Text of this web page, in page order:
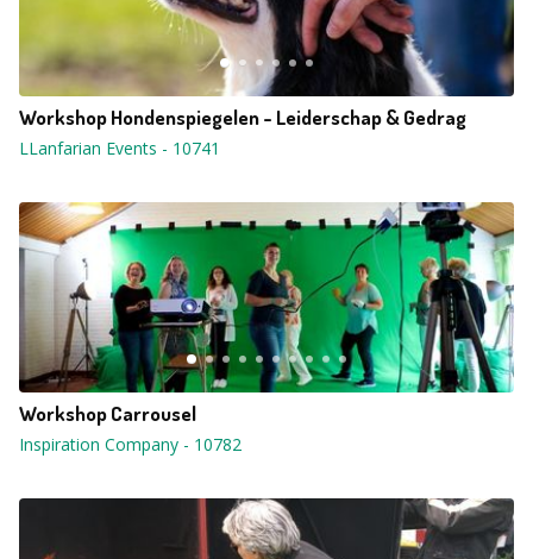
Workshop Hondenspiegelen - Leiderschap & Gedrag
LLanfarian Events - 10741
Workshop Carrousel
Inspiration Company - 10782